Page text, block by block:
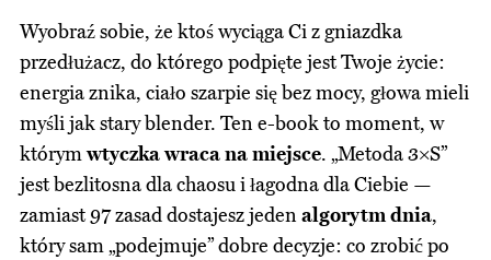
Wyobraź sobie, że ktoś wyciąga Ci z gniazdka
przedłużacz, do którego podpięte jest Twoje życie:
energia znika, ciało szarpie się bez mocy, głowa mieli
myśli jak stary blender. Ten e-book to moment, w
którymwtyczka wraca na miejsce. „Metoda 3×S”
jest bezlitosna dla chaosu i łagodna dla Ciebie —
zamiast 97 zasad dostajesz jedenalgorytm dnia,
który sam „podejmuje” dobre decyzje: co zrobić po